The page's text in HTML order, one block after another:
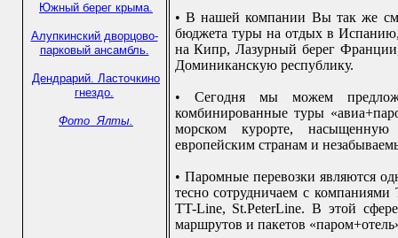
Южный берег крыма.
Алупкинский дворцово-
парковый ансамбль.
Дендрарий. Ласточкино
гнездо.
Фото Ялты.
• В нашей компании Вы так же
бюджета туры на отдых в
на Кипр, Лазурный берег
Доминиканскую республику.
• Сегодня мы можем
комбинированные туры
морском курорте,
европейским странам и
• Паромные перевозки являются
тесно сотрудничаем с
TT-Line, St.PeterLine. В этой
маршрутов и пакетов